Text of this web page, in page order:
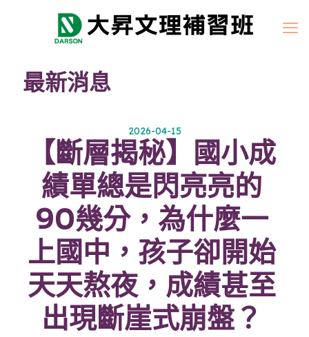
最新消息
2026-04-15
【斷層揭秘】國小成
績單總是閃亮亮的
90幾分，為什麼一
上國中，孩子卻開始
天天熬夜，成績甚至
出現斷崖式崩盤？